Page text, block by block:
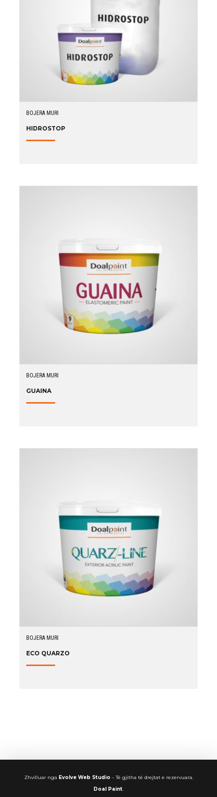
BOJERA MURI
HIDROSTOP
BOJERA MURI
GUAINA
BOJERA MURI
ECO QUARZO
Zhvilluar nga Evolve Web Studio – Të gjitha të drejtat e rezervuara.
Doal Paint.